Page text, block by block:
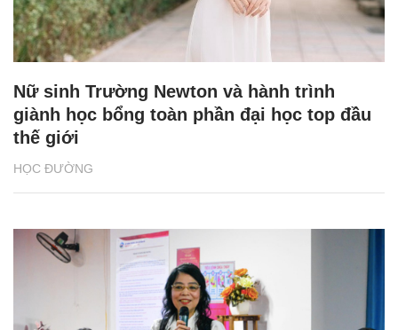
HỌC ĐƯỜNG
Nữ sinh Trường Newton và hành trình
giành học bổng toàn phần đại học top đầu
thế giới